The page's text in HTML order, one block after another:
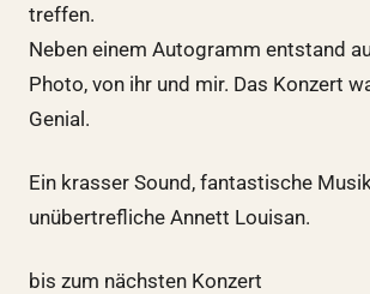
treffen.
Neben einem Autogramm entstand
Photo, von ihr und mir. Das Konzert
Genial.
Ein krasser Sound, fantastische
unübertrefliche Annett Louisan.
bis zum nächsten Konzert